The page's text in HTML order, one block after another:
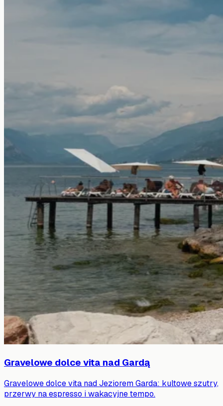
Gravelowe dolce vita nad Gardą
Gravelowe dolce vita nad Jeziorem Garda: kultowe szutry,
przerwy na espresso i wakacyjne tempo.